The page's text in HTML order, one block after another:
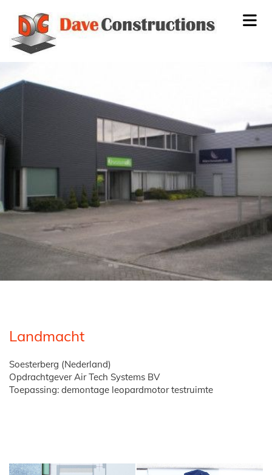
Landmacht
Soesterberg (Nederland)
Opdrachtgever Air Tech Systems BV
Toepassing: demontage leopardmotor testruimte